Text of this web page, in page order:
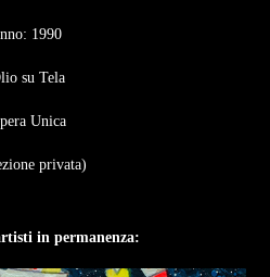
1990
su Tela
Unica​​​​​​​
privata)
in permanenza: